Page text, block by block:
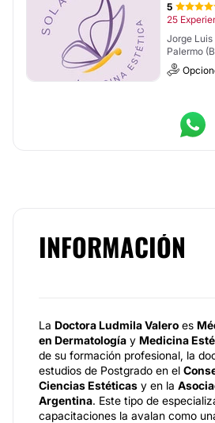
5
25
Jorge Luis
Palermo
INFORMACIÓN
La Doctora Ludmila Valero es
en Dermatología y Medicina
de su formación profesional, la
estudios de Postgrado en el
Ciencias Estéticas y en la
Argentina. Este tipo de
capacitaciones la avalan como